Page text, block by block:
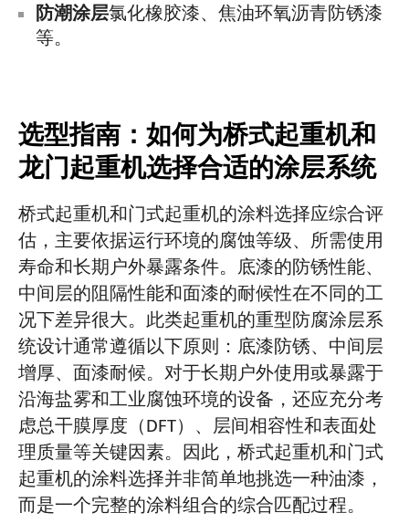
防潮涂层氯化橡胶漆、焦油环氧沥青防锈漆
等。
选型指南：如何为桥式起重机和
龙门起重机选择合适的涂层系统
桥式起重机和门式起重机的涂料选择应综合评
估，主要依据运行环境的腐蚀等级、所需使用
寿命和长期户外暴露条件。底漆的防锈性能、
中间层的阻隔性能和面漆的耐候性在不同的工
况下差异很大。此类起重机的重型防腐涂层系
统设计通常遵循以下原则：底漆防锈、中间层
增厚、面漆耐候。对于长期户外使用或暴露于
沿海盐雾和工业腐蚀环境的设备，还应充分考
虑总干膜厚度（DFT）、层间相容性和表面处
理质量等关键因素。因此，桥式起重机和门式
起重机的涂料选择并非简单地挑选一种油漆，
而是一个完整的涂料组合的综合匹配过程。